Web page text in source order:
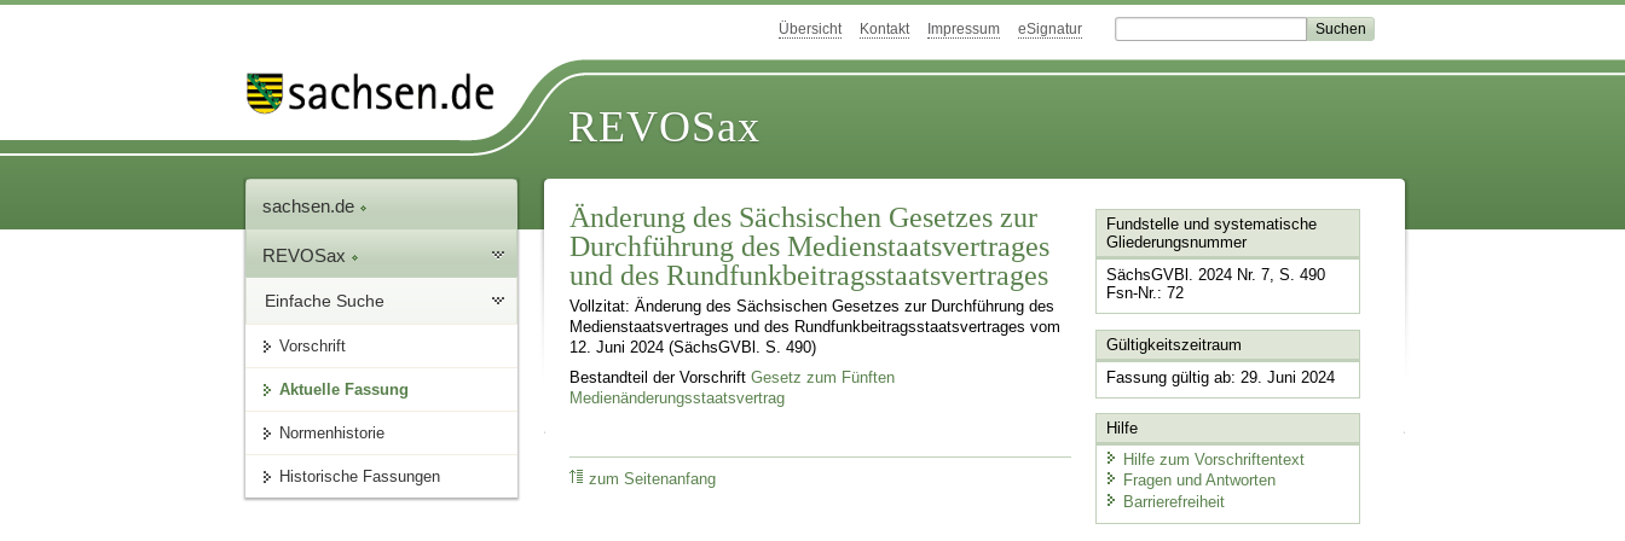
Übersicht Kontakt Impressum eSignatur
REVOSax
sachsen.de
REVOSax
Einfache Suche
Vorschrift
Aktuelle Fassung
Normenhistorie
Historische Fassungen
Änderung des Sächsischen Gesetzes zur
Durchführung des Medienstaatsvertrages
und des Rundfunkbeitragsstaatsvertrages
Vollzitat: Änderung des Sächsischen Gesetzes zur Durchführung des
Medienstaatsvertrages und des Rundfunkbeitragsstaatsvertrages vom
12. Juni 2024 (SächsGVBl. S. 490)
Bestandteil der VorschriftGesetz zum Fünften
Medienänderungsstaatsvertrag
zum Seitenanfang
Fundstelle und systematische
Gliederungsnummer
SächsGVBl. 2024 Nr. 7, S. 490
Fsn-Nr.: 72
Gültigkeitszeitraum
Fassung gültig ab: 29. Juni 2024
Hilfe
Hilfe zum Vorschriftentext
Fragen und Antworten
Barrierefreiheit